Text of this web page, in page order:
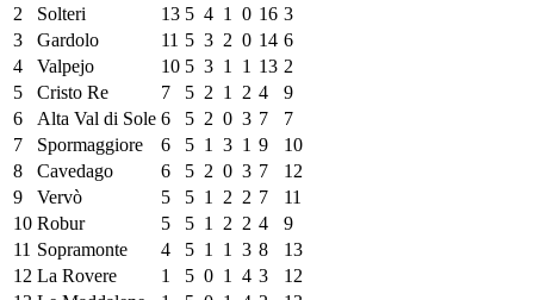
2
Solteri 13 5 4 1 0 16 3
3
Gardolo 11 5 3 2 0 14 6
4
Valpejo 10 5 3 1 1 13 2
5
Cristo Re 7 5 2 1 2 4
9
6
Alta Val di Sole 6 5 2 0 3 7
7
7
Spormaggiore 6 5 1 3 1 9
10
8
Cavedago 6 5 2 0 3 7
12
9
Vervò 5 5 1 2 2 7
11
10 Robur 5 5 1 2 2 4
9
11 Sopramonte 4 5 1 1 3 8
13
12 La Rovere 1 5 0 1 4 3
12